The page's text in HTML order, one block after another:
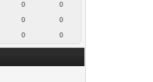
0 0
0 0
0 0